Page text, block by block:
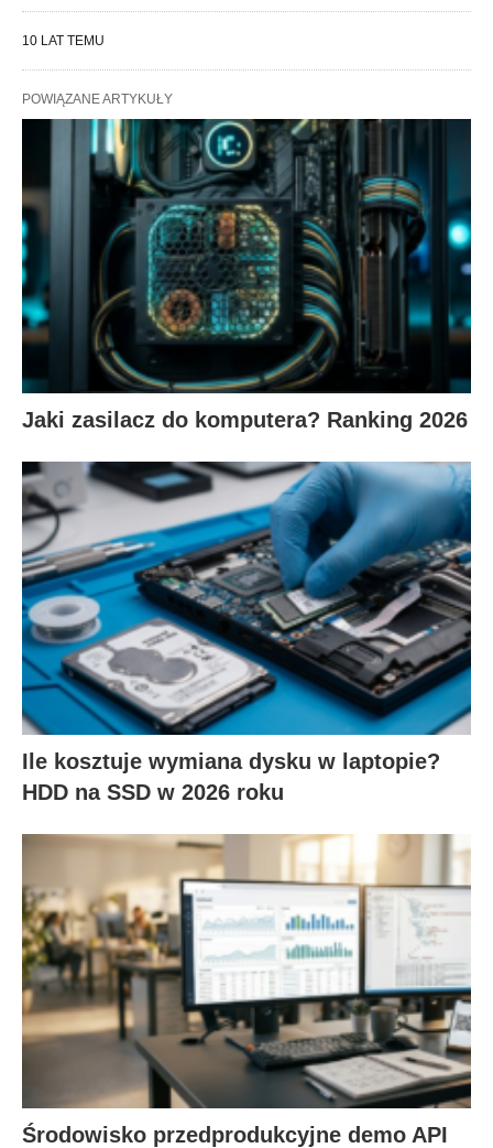
10 LAT TEMU
POWIĄZANE ARTYKUŁY
Jaki zasilacz do komputera? Ranking 2026
Ile kosztuje wymiana dysku w laptopie?
HDD na SSD w 2026 roku
Środowisko przedprodukcyjne demo API